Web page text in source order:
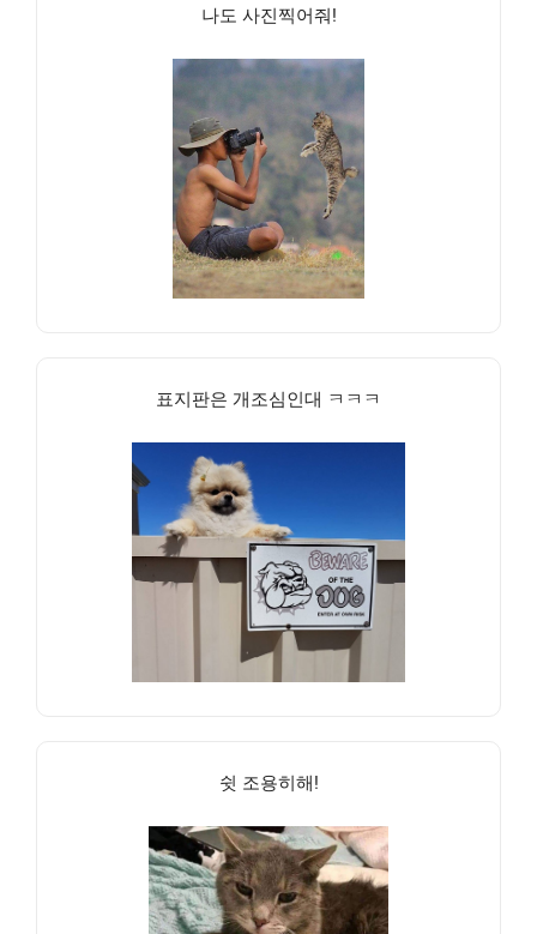
나도 사진찍어줘!
표지판은 개조심인대 ㅋㅋㅋ
쉿 조용히해!